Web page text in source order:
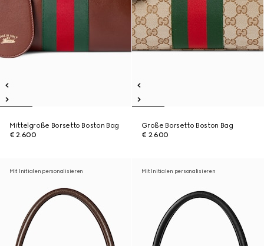
Mittelgroße Borsetto Boston Bag
€ 2.600
Große Borsetto Boston Bag
€ 2.600
Mit Initialen personalisieren Mit Initialen personalisieren